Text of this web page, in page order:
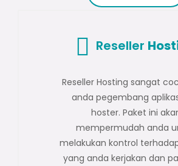
Reseller
Reseller Hosting sangat
anda pegembang
hoster. Paket ini
mempermudah anda
melakukan kontrol
yang anda kerjakan dan